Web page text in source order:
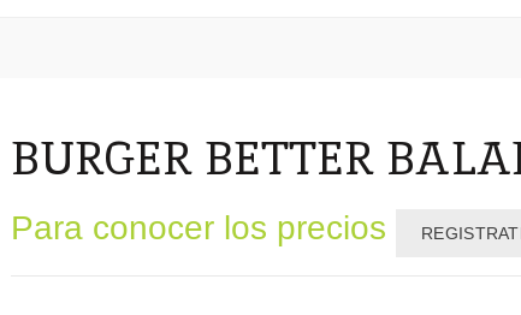
BURGER BETTER
Para conocer los precios